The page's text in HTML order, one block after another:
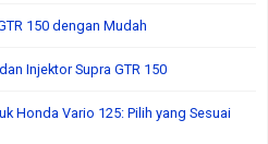
150 dengan Mudah
Injektor Supra GTR 150
Honda Vario 125: Pilih yang Sesuai